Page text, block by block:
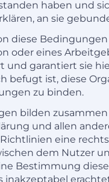
haben und
an sie
diese
oder eines
und garantiert sie
befugt ist, diese
zu binden.
bilden
und allen
eine
dem Nutzer
Bestimmung
inakzeptabel